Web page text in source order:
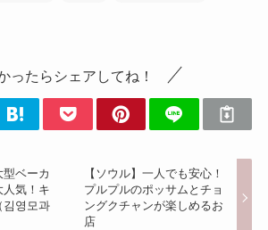
ったらシェアしてね！
型ベーカ
人気！キ
김영모과
【ソウル】一人でも安心！
プルプルのポッサムとチョ
ングクチャンが楽しめるお
店